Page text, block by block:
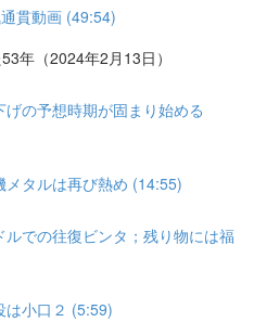
貫動画 (49:54)
年（2024年2月13日）
の予想時期が固まり始める
タルは再び熱め (14:55)
での往復ビンタ；残り物には福
は小口２ (5:59)